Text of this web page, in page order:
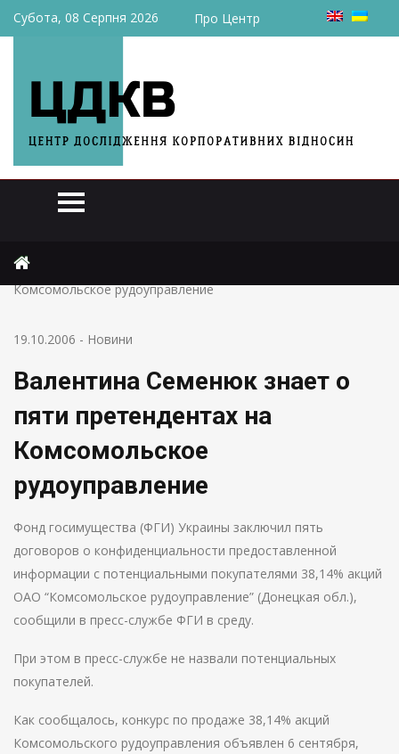
Субота, 08 Серпня 2026 Про Центр
Валентина Семенюк знает о пяти претендентах на
Комсомольское рудоуправление
19.10.2006 - Новини
Валентина Семенюк знает о
пяти претендентах на
Комсомольское
рудоуправление
Фонд госимущества (ФГИ) Украины заключил пять
договоров о конфиденциальности предоставленной
информации с потенциальными покупателями 38,14% акций
ОАО “Комсомольское рудоуправление” (Донецкая обл.),
сообщили в пресс-службе ФГИ в среду.
При этом в пресс-службе не назвали потенциальных
покупателей.
Как сообщалось, конкурс по продаже 38,14% акций
Комсомольского рудоуправления объявлен 6 сентября,